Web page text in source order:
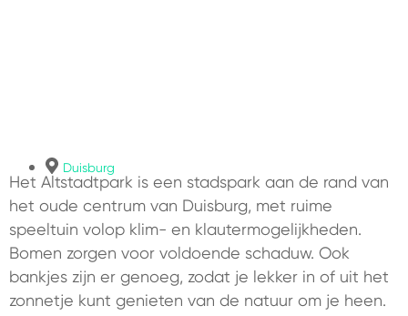
Duisburg
Het Altstadtpark is een stadspark aan de rand van
het oude centrum van Duisburg, met ruime
speeltuin volop klim- en klautermogelijkheden.
Bomen zorgen voor voldoende schaduw. Ook
bankjes zijn er genoeg, zodat je lekker in of uit het
zonnetje kunt genieten van de natuur om je heen.